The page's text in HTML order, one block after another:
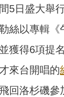
5日盛大舉
絲以專輯《
獲得6項提
來台開唱的
回洛杉磯參